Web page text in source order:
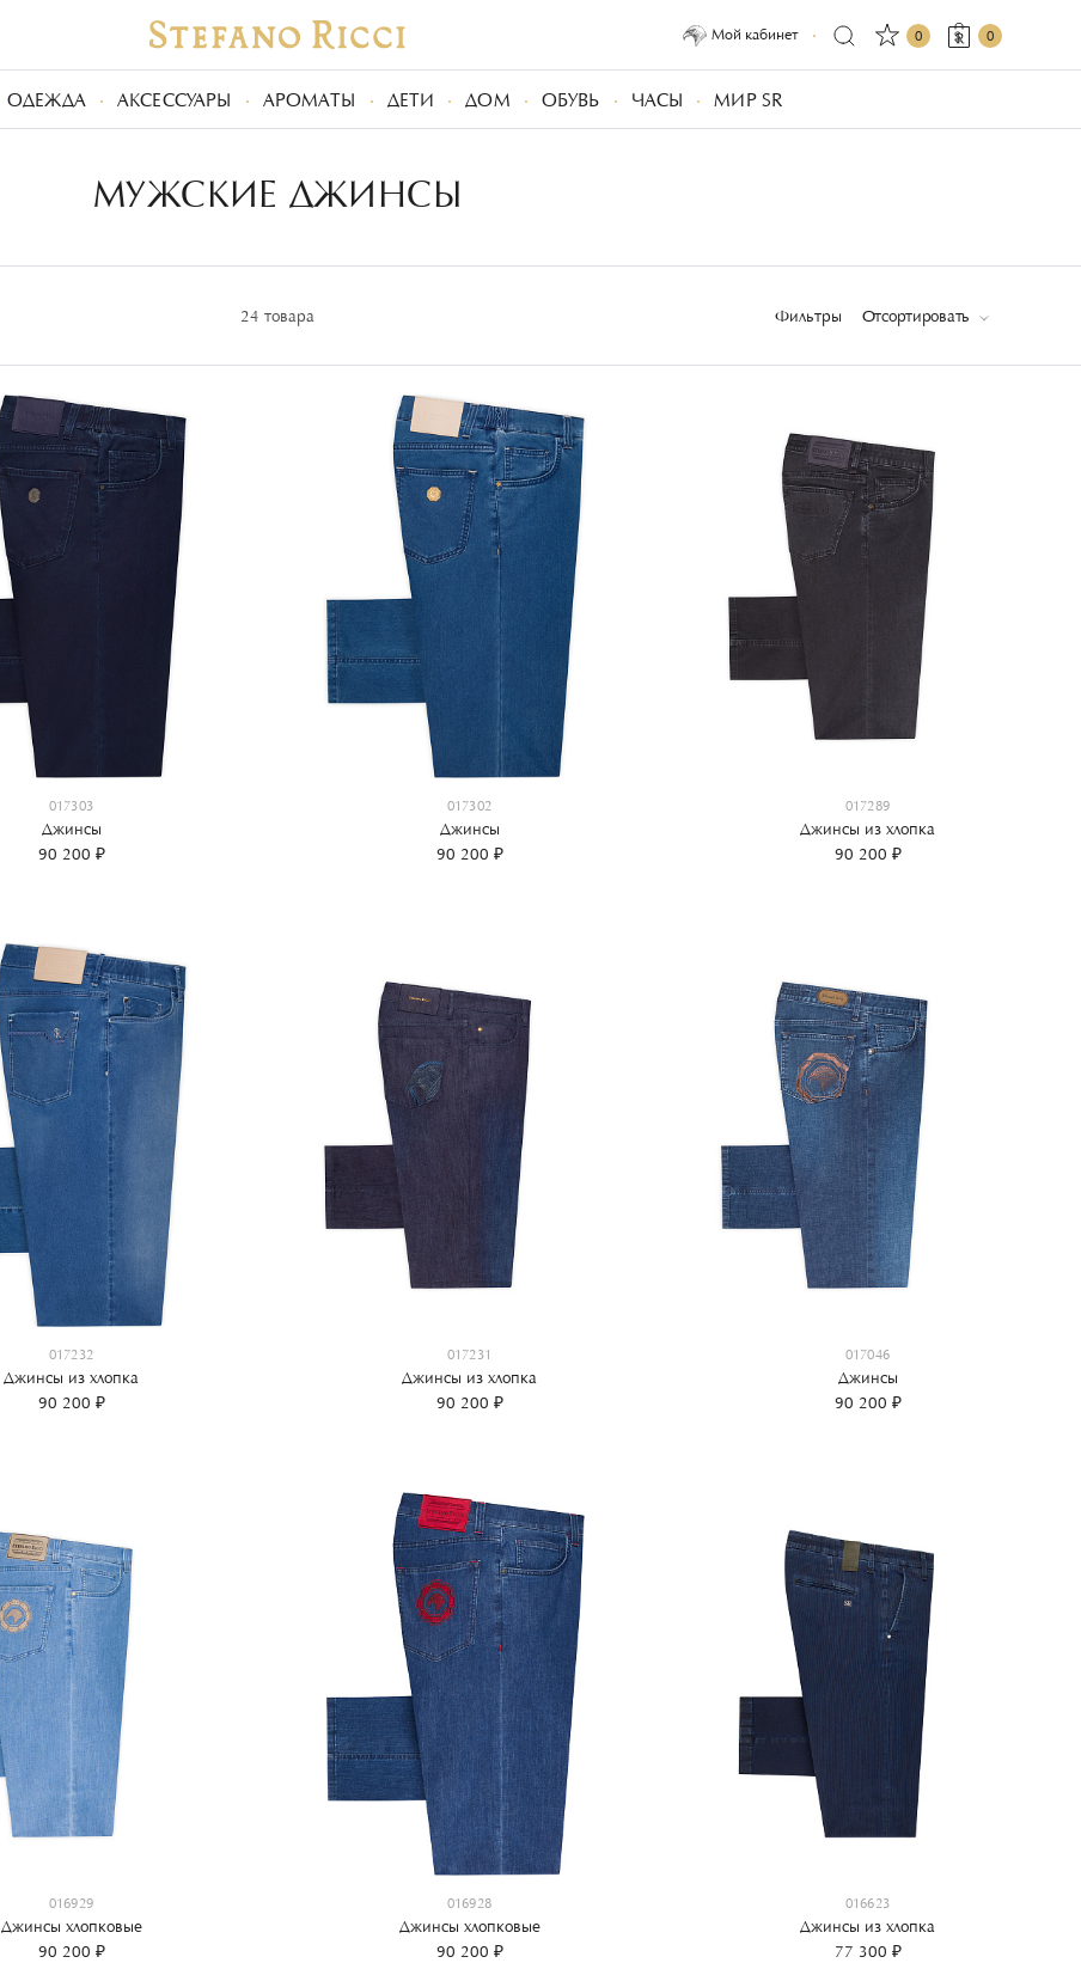
Мой кабинет 0 0
ОДЕЖДА АКСЕССУАРЫ АРОМАТЫ ДЕТИ ДОМ ОБУВЬ ЧАСЫ МИР SR
МУЖСКИЕ ДЖИНСЫ
24 товара Фильтры Отсортировать
017303
Джинсы
90 200 ₽
017302
Джинсы
90 200 ₽
017289
Джинсы из хлопка
90 200 ₽
017232
Джинсы из хлопка
90 200 ₽
017231
Джинсы из хлопка
90 200 ₽
017046
Джинсы
90 200 ₽
016929
Джинсы хлопковые
90 200 ₽
016928
Джинсы хлопковые
90 200 ₽
016623
Джинсы из хлопка
77 300 ₽